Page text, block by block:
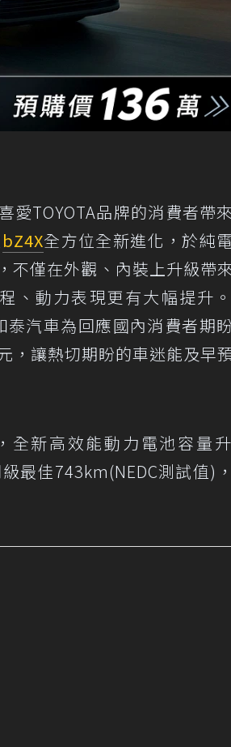
愛TOYOTA品牌的消費者帶
bZ4X全方位全新進化，於純
不僅在外觀、內裝上升級帶
、動力表現更有大幅提升
汽車為回應國內消費者期
，讓熱切期盼的車迷能及早
全新高效能動力電池容量
最佳743km(NEDC測試值)